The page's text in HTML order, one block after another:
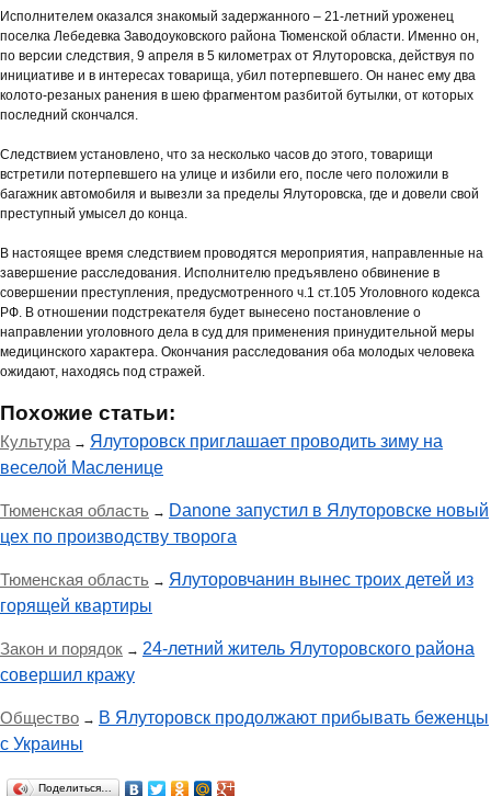
Исполнителем оказался знакомый задержанного – 21-летний уроженец
поселка Лебедевка Заводоуковского района Тюменской области. Именно он,
по версии следствия, 9 апреля в 5 километрах от Ялуторовска, действуя по
инициативе и в интересах товарища, убил потерпевшего. Он нанес ему два
колото-резаных ранения в шею фрагментом разбитой бутылки, от которых
последний скончался.
Следствием установлено, что за несколько часов до этого, товарищи
встретили потерпевшего на улице и избили его, после чего положили в
багажник автомобиля и вывезли за пределы Ялуторовска, где и довели свой
преступный умысел до конца.
В настоящее время следствием проводятся мероприятия, направленные на
завершение расследования. Исполнителю предъявлено обвинение в
совершении преступления, предусмотренного ч.1 ст.105 Уголовного кодекса
РФ. В отношении подстрекателя будет вынесено постановление о
направлении уголовного дела в суд для применения принудительной меры
медицинского характера. Окончания расследования оба молодых человека
ожидают, находясь под стражей.
Похожие статьи:
Культура→ Ялуторовск приглашает проводить зиму на
веселой Масленице
Тюменская область → Danone запустил в Ялуторовске новый
цех по производству творога
Тюменская область → Ялуторовчанин вынес троих детей из
горящей квартиры
Закон и порядок → 24-летний житель Ялуторовского района
совершил кражу
Общество → В Ялуторовск продолжают прибывать беженцы
с Украины
Поделиться…